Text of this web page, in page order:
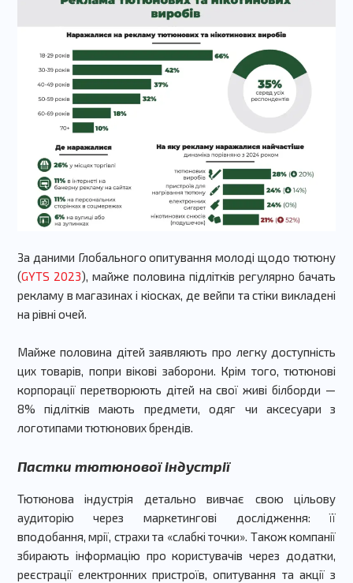
За даними Глобального опитування молоді щодо тютюну
(GYTS 2023), майже половина підлітків регулярно бачать
рекламу в магазинах і кіосках, де вейпи та стіки викладені
на рівні очей.
Майже половина дітей заявляють про легку доступність
цих товарів, попри вікові заборони. Крім того, тютюнові
корпорації перетворюють дітей на свої живі білборди —
8% підлітків мають предмети, одяг чи аксесуари з
логотипами тютюнових брендів.
Пастки тютюнової індустрії
Тютюнова індустрія детально вивчає свою цільову
аудиторію через маркетингові дослідження: її
вподобання, мрії, страхи та «слабкі точки». Також компанії
збирають інформацію про користувачів через додатки,
реєстрації електронних пристроїв, опитування та акції з